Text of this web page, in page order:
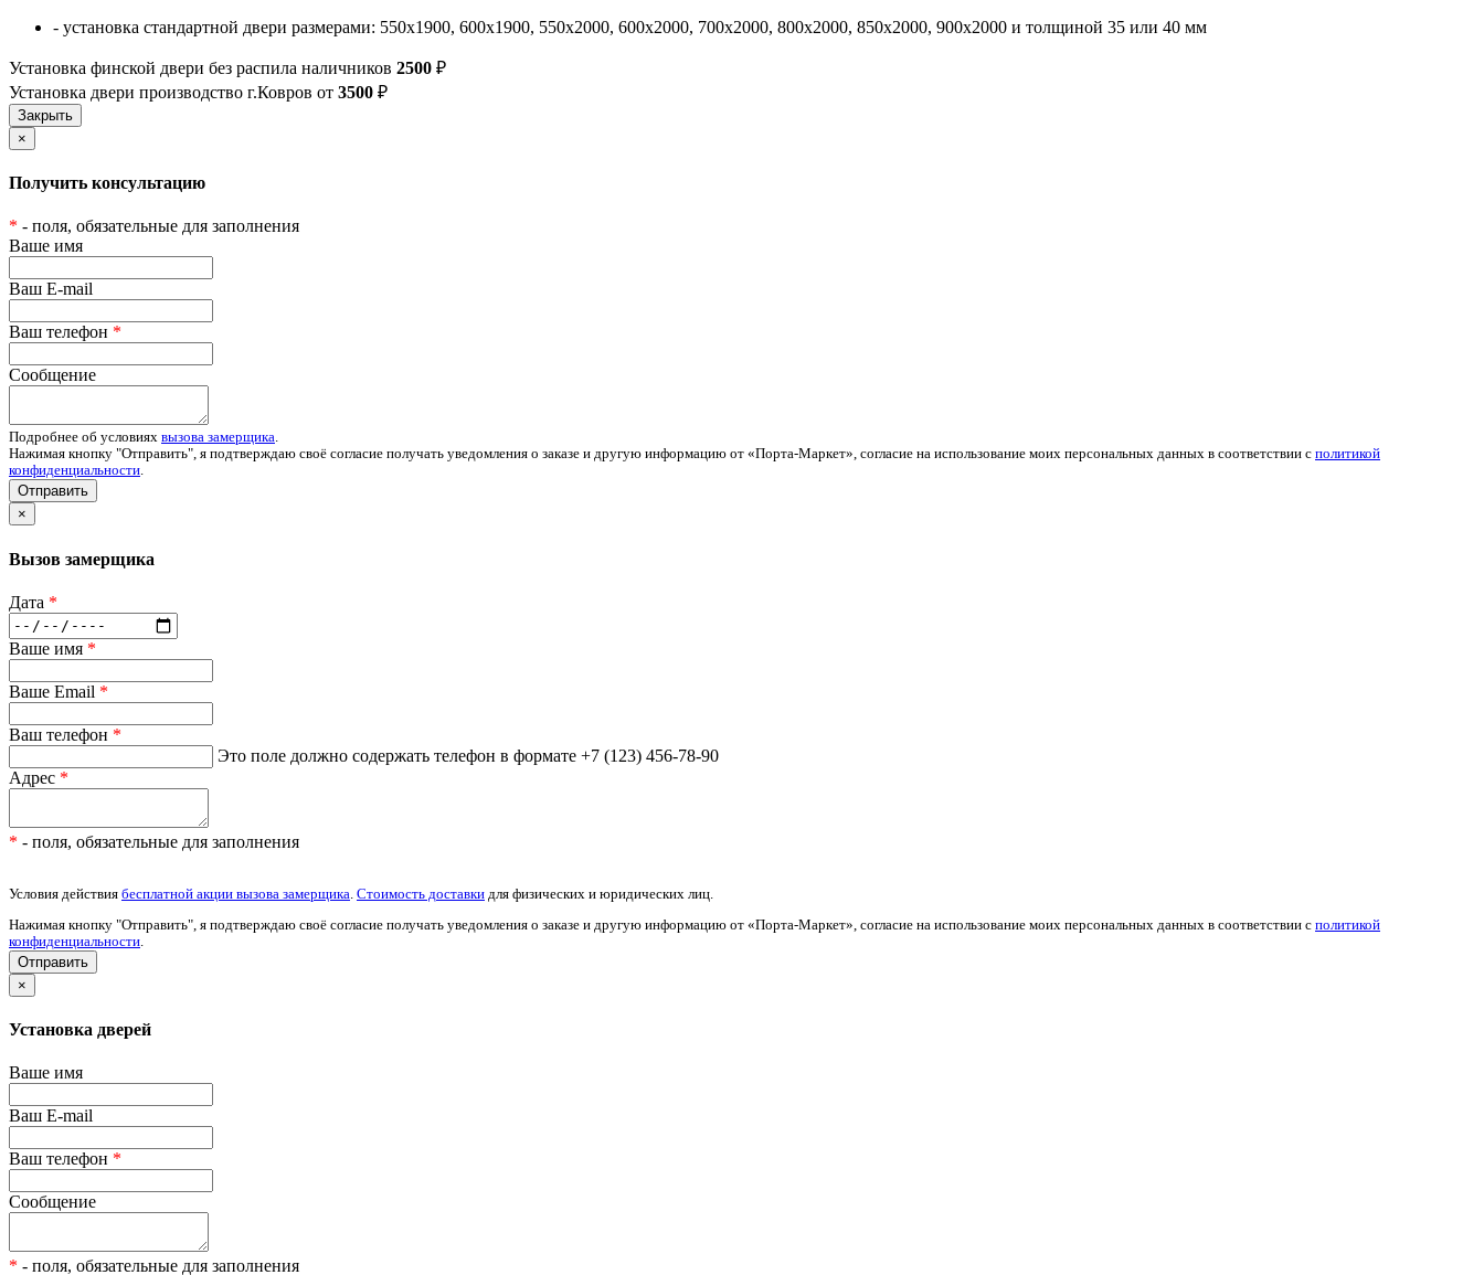
- установка стандартной двери размерами: 550х1900, 600х1900, 550х2000, 600х2000, 700х2000, 800х2000, 850х2000, 900х2000 и толщиной 35 или 40 мм
Установка финской двери без распила наличников 2500 ₽
Установка двери производство г.Ковров от 3500 ₽
×
Получить консультацию
* - поля, обязательные для заполнения
Ваше имя
Ваш E-mail
Ваш телефон *
Сообщение
Подробнее об условиях вызова замерщика.
Нажимая кнопку "Отправить", я подтверждаю своё согласие получать уведомления о заказе и другую информацию от «Порта-Маркет», согласие на использование моих персональных данных в соответствии с политикой
конфиденциальности.
Отправить
×
Вызов замерщика
Дата *
Ваше имя *
Ваше Email *
Ваш телефон *
Это поле должно содержать телефон в формате +7 (123) 456-78-90
Адрес *
* - поля, обязательные для заполнения
Условия действия бесплатной акции вызова замерщика Стоимость доставки для физических и юридических лиц.
Нажимая кнопку "Отправить", я подтверждаю своё согласие получать уведомления о заказе и другую информацию от «Порта-Маркет», согласие на использование моих персональных данных в соответствии с политикой
конфиденциальности
×
Установка дверей
Ваше имя
Ваш E-mail
Ваш телефон *
Сообщение
* - поля, обязательные для заполнения